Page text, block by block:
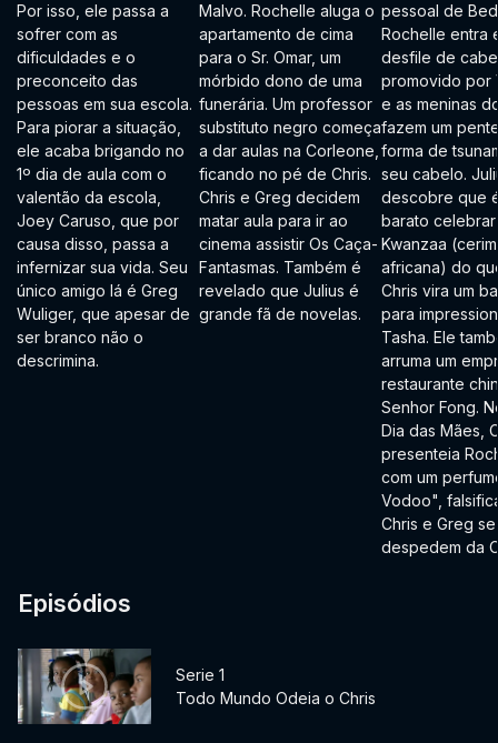
Por isso, ele passa a
sofrer com as
dificuldades e o
preconceito das
pessoas em sua escola.
Para piorar a situação,
ele acaba brigando no
1º dia de aula com o
valentão da escola,
Joey Caruso, que por
causa disso, passa a
infernizar sua vida. Seu
único amigo lá é Greg
Wuliger, que apesar de
ser branco não o
descrimina.
Malvo. Rochelle aluga o
apartamento de cima
para o Sr. Omar, um
mórbido dono de uma
funerária. Um professor
substituto negro começa
a dar aulas na Corleone,
ficando no pé de Chris.
Chris e Greg decidem
matar aula para ir ao
cinema assistir Os Caça-
Fantasmas. Também é
revelado que Julius é
grande fã de novelas.
pessoal de
Rochelle entra
desfile de
promovido por
e as meninas
fazem um
forma de
seu cabelo.
descobre que
barato
Kwanzaa
africana) do
Chris vira um
para
Tasha. Ele
arruma um
restaurante
Senhor Fong.
Dia das Mães,
presenteia
com um
Vodoo",
Chris e Greg se
despedem da
Episódios
Serie 1
Todo Mundo Odeia o Chris